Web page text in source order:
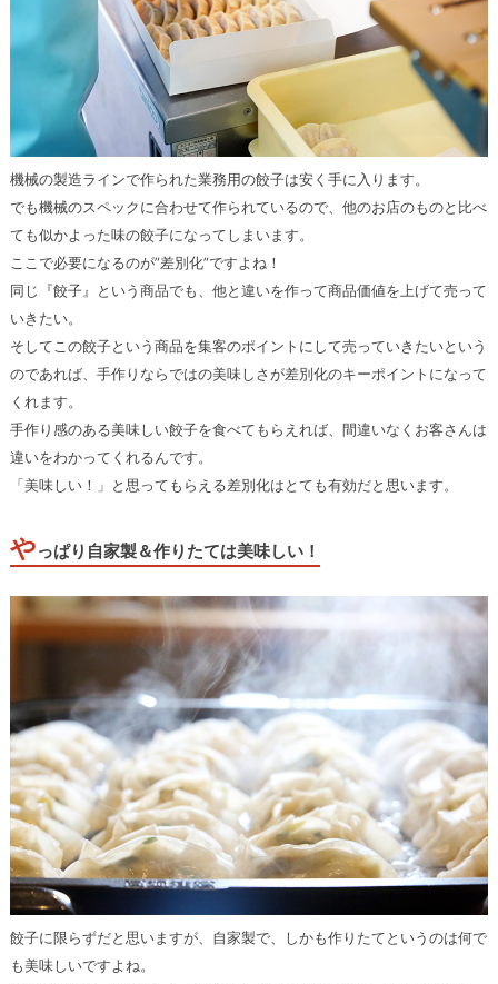
機械の製造ラインで作られた業務用の餃子は安く手に入ります。
でも機械のスペックに合わせて作られているので、他のお店のものと比べ
ても似かよった味の餃子になってしまいます。
ここで必要になるのが”差別化”ですよね！
同じ『餃子』という商品でも、他と違いを作って商品価値を上げて売って
いきたい。
そしてこの餃子という商品を集客のポイントにして売っていきたいという
のであれば、手作りならではの美味しさが差別化のキーポイントになって
くれます。
手作り感のある美味しい餃子を食べてもらえれば、間違いなくお客さんは
違いをわかってくれるんです。
「美味しい！」と思ってもらえる差別化はとても有効だと思います。
やっぱり自家製＆作りたては美味しい！
餃子に限らずだと思いますが、自家製で、しかも作りたてというのは何で
も美味しいですよね。